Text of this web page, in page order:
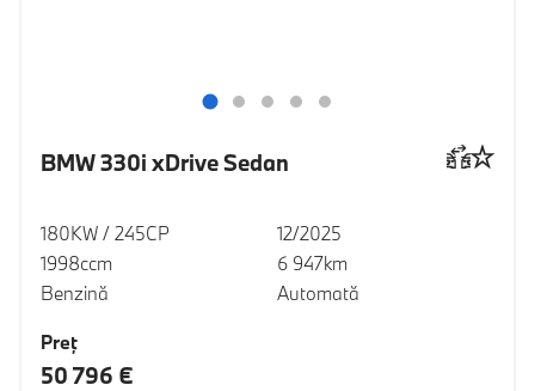
BMW 330i xDrive Sedan
180KW / 245CP
1998ccm
Benzină
12/2025
6 947km
Automată
Preţ
50 796 €